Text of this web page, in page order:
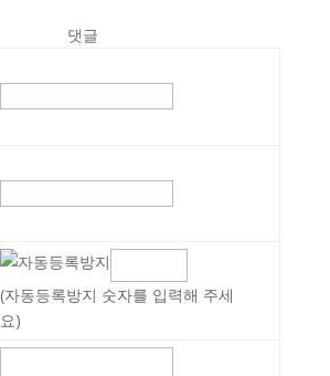
댓글
(자동등록방지 숫자를 입력해 주세
요)